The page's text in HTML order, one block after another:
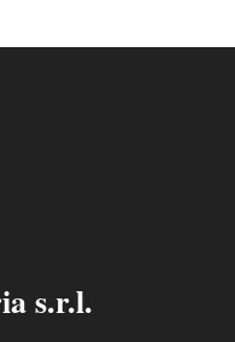
s.r.l.